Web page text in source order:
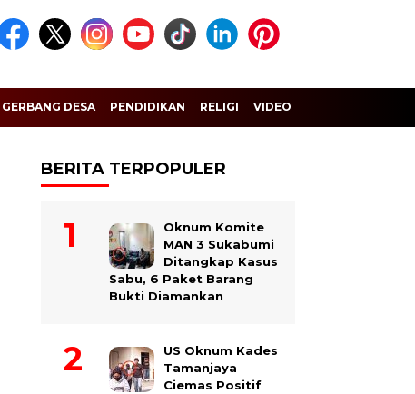
GERBANG DESA PENDIDIKAN RELIGI VIDEO
BERITA TERPOPULER
Oknum Komite
MAN 3 Sukabumi
Ditangkap Kasus
Sabu, 6 Paket Barang
Bukti Diamankan
US Oknum Kades
Tamanjaya
Ciemas Positif